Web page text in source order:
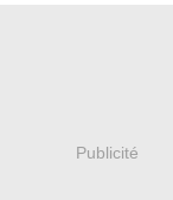
Publicité